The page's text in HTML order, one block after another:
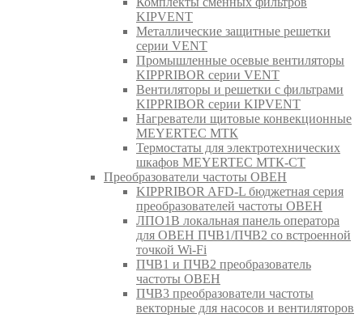
KIPVENT
Металлические защитные решетки
серии VENT
Промышленные осевые вентиляторы
KIPPRIBOR серии VENT
Вентиляторы и решетки с фильтрами
KIPPRIBOR серии KIPVENT
Нагреватели щитовые конвекционные
MEYERTEC МТК
Термостаты для электротехнических
шкафов MEYERTEC МТК-СТ
Преобразователи частоты ОВЕН
KIPPRIBOR AFD-L бюджетная серия
преобразователей частоты ОВЕН
ЛПО1В локальная панель оператора
для ОВЕН ПЧВ1/ПЧВ2 со встроенной
точкой Wi-Fi
ПЧВ1 и ПЧВ2 преобразователь
частоты ОВЕН
ПЧВ3 преобразователи частоты
векторные для насосов и вентиляторов